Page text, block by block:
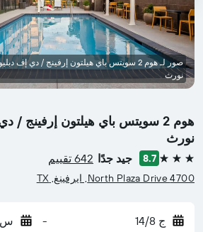
هوم 2 سويتس باي هيلتون إرفينج /
نورث
3 نجوم 8.7 جيد جدًا 642 تقييم
4700 North Plaza Drive, ايرفينغ, TX
ج 14/8 - س 15/8
صور لـ هوم 2 سويتس باي هيلتون إرفينج / دي إف
نورث